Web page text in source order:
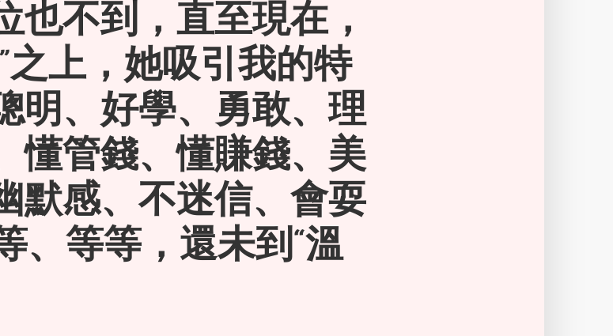
也不到，直至現在，
之上，她吸引我的特
明、好學、勇敢、理
懂管錢、懂賺錢、美
默感、不迷信、會耍
、等等，還未到“溫